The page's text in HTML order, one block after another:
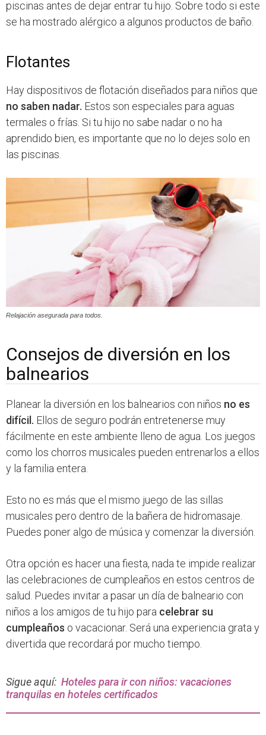
piscinas antes de dejar entrar tu hijo. Sobre todo si este
se ha mostrado alérgico a algunos productos de baño.
Flotantes
Hay dispositivos de flotación diseñados para niños que
no saben nadar. Estos son especiales para aguas
termales o frías. Si tu hijo no sabe nadar o no ha
aprendido bien, es importante que no lo dejes solo en
las piscinas.
Relajación asegurada para todos.
Consejos de diversión en los
balnearios
Planear la diversión en los balnearios con niños no es
difícil. Ellos de seguro podrán entretenerse muy
fácilmente en este ambiente lleno de agua. Los juegos
como los chorros musicales pueden entrenarlos a ellos
y la familia entera.
Esto no es más que el mismo juego de las sillas
musicales pero dentro de la bañera de hidromasaje.
Puedes poner algo de música y comenzar la diversión.
Otra opción es hacer una fiesta, nada te impide realizar
las celebraciones de cumpleaños en estos centros de
salud. Puedes invitar a pasar un día de balneario con
niños a los amigos de tu hijo para celebrar su
cumpleaños o vacacionar. Será una experiencia grata y
divertida que recordará por mucho tiempo.
Sigue aquí: Hoteles para ir con niños: vacaciones
tranquilas en hoteles certificados